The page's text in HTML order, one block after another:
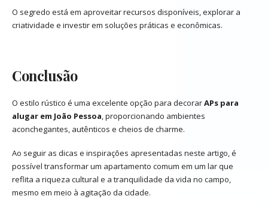
O segredo está em aproveitar recursos disponíveis, explorar a
criatividade e investir em soluções práticas e econômicas.
Conclusão
O estilo rústico é uma excelente opção para decorarAPs para
alugar em João Pessoa, proporcionando ambientes
aconchegantes, autênticos e cheios de charme.
Ao seguir as dicas e inspirações apresentadas neste artigo, é
possível transformar um apartamento comum em um lar que
reflita a riqueza cultural e a tranquilidade da vida no campo,
mesmo em meio à agitação da cidade.